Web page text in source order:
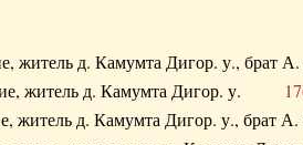
житель д. Камумта Дигор. у.,
житель д. Камумта Дигор. у.
житель д. Камумта Дигор. у.,